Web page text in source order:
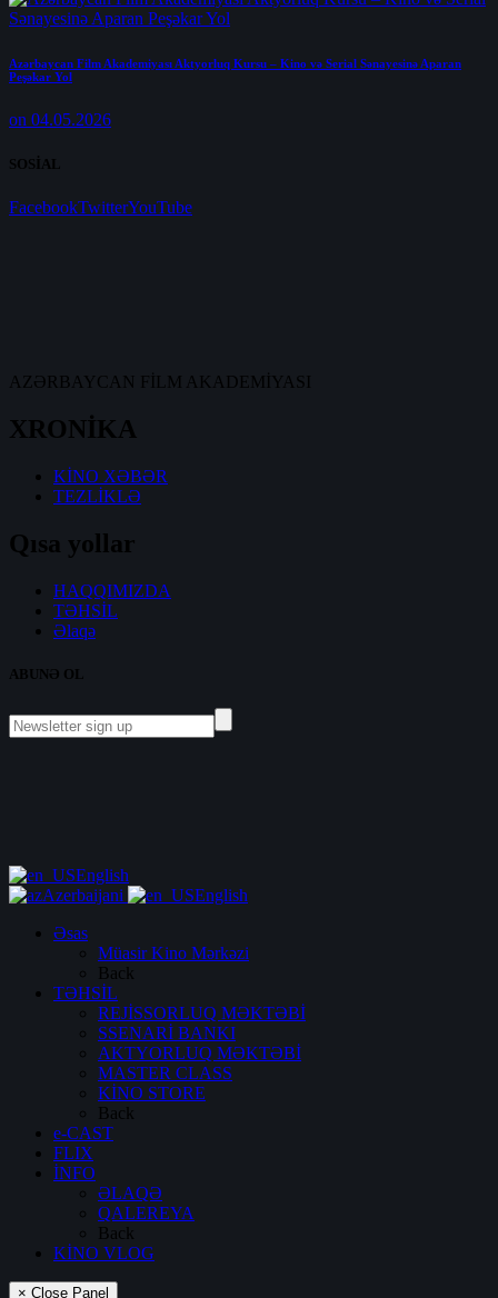
Azərbaycan Film Akademiyası Aktyorluq Kursu – Kino və Serial Sənayesinə Aparan
Peşəkar Yol
on 04.05.2026
SOSİAL
FacebookTwitterYouTube
AZƏRBAYCAN FİLM AKADEMİYASI
XRONİKA
KİNO XƏBƏR
TEZLİKLƏ
Qısa yollar
HAQQIMIZDA
TƏHSİL
Əlaqə
ABUNƏ OL
English
Azerbaijani
English
Əsas
Müasir Kino Mərkəzi
Back
TƏHSİL
REJİSSORLUQ MƏKTƏBİ
SSENARİ BANKI
AKTYORLUQ MƏKTƏBİ
MASTER CLASS
KİNO STORE
Back
e-CAST
FLIX
İNFO
ƏLAQƏ
QALEREYA
Back
KİNO VLOG
× Close Panel